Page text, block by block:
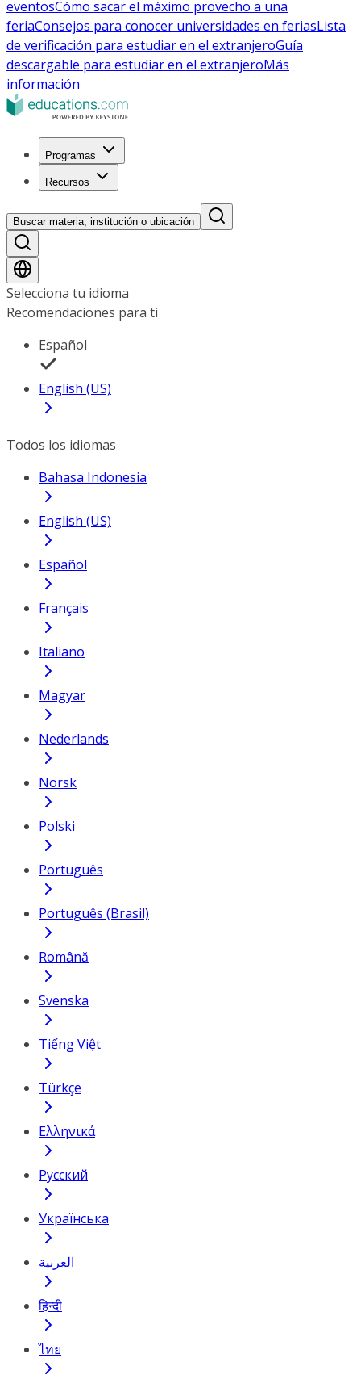
eventosCómo sacar el máximo provecho a una
feriaConsejos para conocer universidades en feriasLista
de verificación para estudiar en el extranjeroGuía
descargable para estudiar en el extranjeroMás
información
Programas
Recursos
Buscar materia, institución o ubicación
Selecciona tu idioma
Recomendaciones para ti
Español
English (US)
Todos los idiomas
Bahasa Indonesia
English (US)
Español
Français
Italiano
Magyar
Nederlands
Norsk
Polski
Português
Português (Brasil)
Română
Svenska
Tiếng Việt
Türkçe
Ελληνικά
Русский
Українська
العربية
हिन्दी
ไทย